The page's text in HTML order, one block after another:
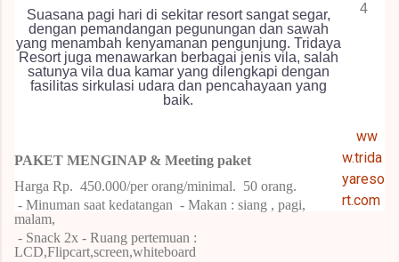
Suasana pagi hari di sekitar resort sangat segar,
dengan pemandangan pegunungan dan sawah
yang menambah kenyamanan pengunjung. Tridaya
Resort juga menawarkan berbagai jenis vila, salah
satunya vila dua kamar yang dilengkapi dengan
fasilitas sirkulasi udara dan pencahayaan yang
baik.
PAKET MENGINAP & Meeting paket
Harga Rp. 450.000/per orang/minimal. 50 orang.
- Minuman saat kedatangan - Makan : siang , pagi,
malam,
- Snack 2x - Ruang pertemuan :
LCD,Flipcart,screen,whiteboard
4
ww
w.trida
yareso
rt.com